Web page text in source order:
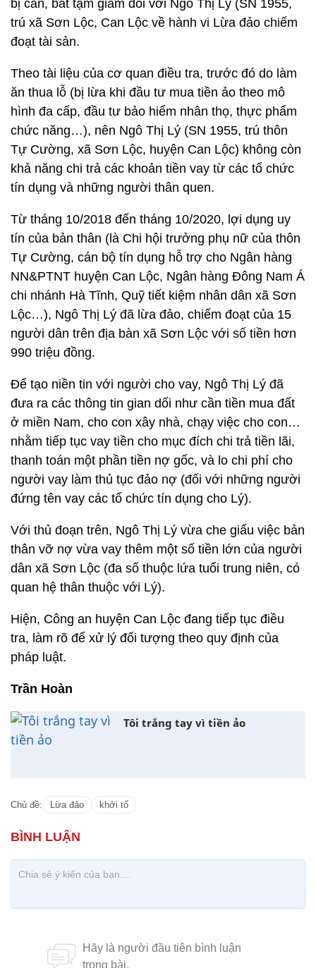
bị can, bắt tạm giam đối với Ngô Thị Lý (SN 1955,
trú xã Sơn Lộc, Can Lộc về hành vi Lừa đảo chiếm
đoạt tài sản.
Theo tài liệu của cơ quan điều tra, trước đó do làm
ăn thua lỗ (bị lừa khi đầu tư mua tiền ảo theo mô
hình đa cấp, đầu tư bảo hiểm nhân thọ, thực phẩm
chức năng…), nên Ngô Thị Lý (SN 1955, trú thôn
Tự Cường, xã Sơn Lộc, huyện Can Lộc) không còn
khả năng chi trả các khoản tiền vay từ các tổ chức
tín dụng và những người thân quen.
Từ tháng 10/2018 đến tháng 10/2020, lợi dụng uy
tín của bản thân (là Chi hội trưởng phụ nữ của thôn
Tự Cường, cán bộ tín dụng hỗ trợ cho Ngân hàng
NN&PTNT huyện Can Lộc, Ngân hàng Đông Nam Á
chi nhánh Hà Tĩnh, Quỹ tiết kiệm nhân dân xã Sơn
Lộc…), Ngô Thị Lý đã lừa đảo, chiếm đoạt của 15
người dân trên địa bàn xã Sơn Lộc với số tiền hơn
990 triệu đồng.
Để tạo niền tin với người cho vay, Ngô Thị Lý đã
đưa ra các thông tin gian dối như cần tiền mua đất
ở miền Nam, cho con xây nhà, chạy việc cho con…
nhằm tiếp tục vay tiền cho mục đích chi trả tiền lãi,
thanh toán một phần tiền nợ gốc, và lo chi phí cho
người vay làm thủ tục đảo nợ (đối với những người
đứng tên vay các tổ chức tín dụng cho Lý).
Với thủ đoạn trên, Ngô Thị Lý vừa che giấu việc bản
thân vỡ nợ vừa vay thêm một số tiền lớn của người
dân xã Sơn Lộc (đa số thuộc lứa tuổi trung niên, có
quan hệ thân thuộc với Lý).
Hiện, Công an huyện Can Lộc đang tiếp tục điều
tra, làm rõ để xử lý đối tượng theo quy định của
pháp luật.
Trần Hoàn
Tôi trắng tay vì tiền ảo
Chủ đề: Lừa đảo khởi tố